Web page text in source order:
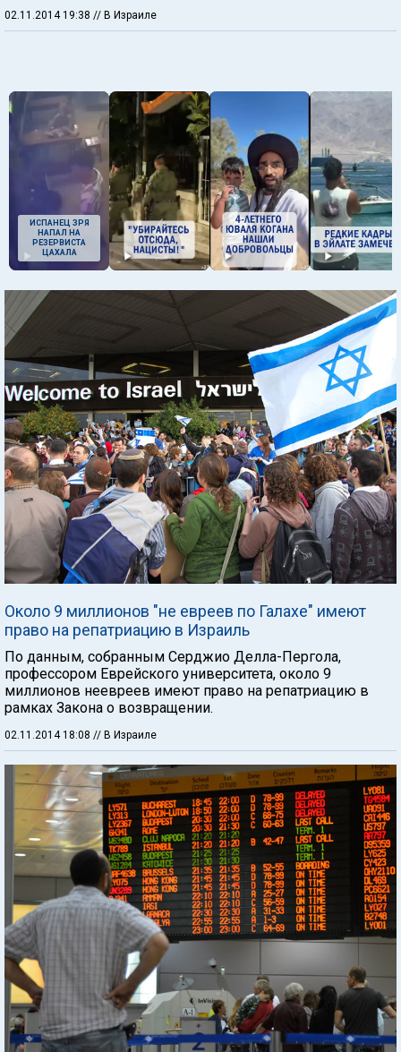
02.11.2014 19:38 // В Израиле
ИСПАНЕЦ ЗРЯ
НАПАЛ НА
РЕЗЕРВИСТА
ЦАХАЛА
Около 9 миллионов "не евреев по Галахе" имеют
право на репатриацию в Израиль
По данным, собранным Серджио Делла-Пергола,
профессором Еврейского университета, около 9
миллионов неевреев имеют право на репатриацию в
рамках Закона о возвращении.
02.11.2014 18:08 // В Израиле